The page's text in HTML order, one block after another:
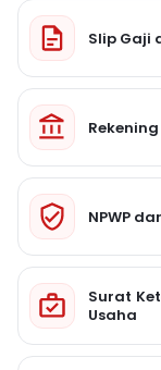
Slip Gaji
NPWP
Surat
Usaha